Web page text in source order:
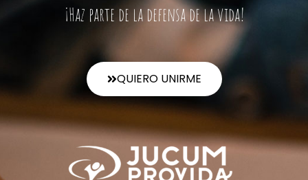
¡Haz parte de la defensa de la vida!
QUIERO UNIRME